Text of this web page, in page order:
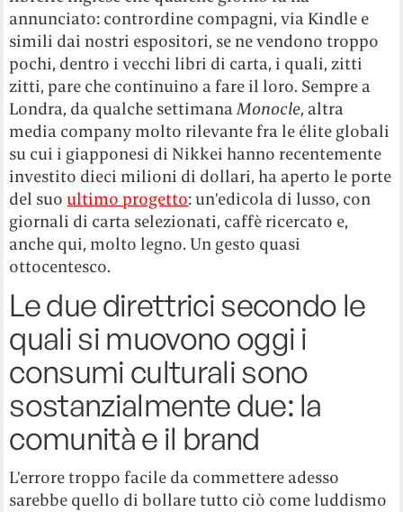
annunciato: contrordine compagni, via Kindle e
simili dai nostri espositori, se ne vendono troppo
pochi, dentro i vecchi libri di carta, i quali, zitti
zitti, pare che continuino a fare il loro. Sempre a
Londra, da qualche settimanaMonocle, altra
media company molto rilevante fra le élite globali
su cui i giapponesi di Nikkei hanno recentemente
investito dieci milioni di dollari, ha aperto le porte
del suoultimo progetto: un’edicola di lusso, con
giornali di carta selezionati, caffè ricercato e,
anche qui, molto legno. Un gesto quasi
ottocentesco.
Le due direttrici secondo le
quali si muovono oggi i
consumi culturali sono
sostanzialmente due: la
comunità e il brand
L’errore troppo facile da commettere adesso
sarebbe quello di bollare tutto ciò come luddismo